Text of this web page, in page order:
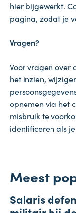
hier bijgewerkt.
pagina, zodat je
Vragen?
Voor vragen over
het inzien,
opnemen via het
misbruik te
identificeren als
Meest
7 augustus
Salaris